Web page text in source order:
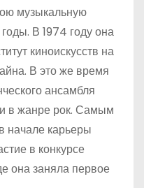
музыкальную
В 1974 году она
киноискусств на
В это же время
ансамбля
в жанре рок. Самым
начале карьеры
в конкурсе
она заняла первое